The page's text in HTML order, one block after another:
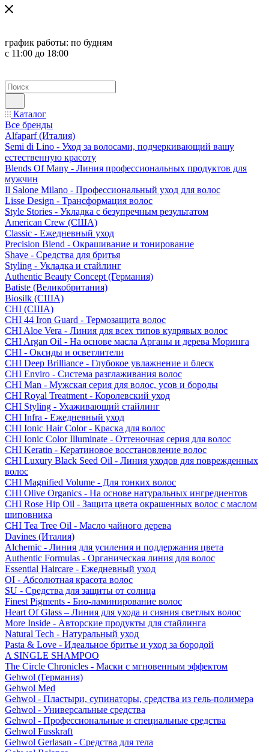
график работы: по будням
с 11:00 до 18:00
Каталог
Все бренды
Alfaparf (Италия)
Semi di Lino - Уход за волосами, подчеркивающий вашу
естественную красоту
Blends Of Many - Линия профессиональных продуктов для
мужчин
Il Salone Milano - Профессиональный уход для волос
Lisse Design - Трансформация волос
Style Stories - Укладка с безупречным результатом
American Crew (США)
Classic - Ежедневный уход
Precision Blend - Окрашивание и тонирование
Shave - Средства для бритья
Styling - Укладка и стайлинг
Authentic Beauty Concept (Германия)
Batiste (Великобритания)
Biosilk (США)
CHI (США)
CHI 44 Iron Guard - Термозащита волос
CHI Aloe Vera - Линия для всех типов кудрявых волос
CHI Argan Oil - На основе масла Арганы и дерева Моринга
CHI - Оксиды и осветлители
CHI Deep Brilliance - Глубокое увлажнение и блеск
CHI Enviro - Система разглаживания волос
CHI Man - Мужская серия для волос, усов и бороды
CHI Royal Treatment - Королевский уход
CHI Styling - Ухаживающий стайлинг
CHI Infra - Ежедневный уход
CHI Ionic Hair Color - Краска для волос
CHI Ionic Color Illuminate - Оттеночная серия для волос
CHI Keratin - Кератиновое восстановление волос
CHI Luxury Black Seed Oil - Линия уходов для поврежденных
волос
CHI Magnified Volume - Для тонких волос
CHI Olive Organics - На основе натуральных ингредиентов
CHI Rose Hip Oil - Защита цвета окрашенных волос с маслом
шиповника
CHI Tea Tree Oil - Масло чайного дерева
Davines (Италия)
Alchemic - Линия для усиления и поддержания цвета
Authentic Formulas - Органическая линия для волос
Essential Haircare - Eжедневный уход
OI - Абсолютная красота волос
SU - Средства для защиты от солнца
Finest Pigments - Био-ламинирование волос
Heart Of Glass – Линия для ухода и сияния светлых волос
More Inside - Авторские продукты для стайлинга
Natural Tech - Натуральный уход
Pasta & Love - Идеальное бритье и уход за бородой
A SINGLE SHAMPOO
The Circle Chronicles - Маски с мгновенным эффектом
Gehwol (Германия)
Gehwol Med
Gehwol - Пластыри, супинаторы, средства из гель-полимера
Gehwol - Универсальные средства
Gehwol - Профессиональные и специальные средства
Gehwol Fusskraft
Gehwol Gerlasan - Средства для тела